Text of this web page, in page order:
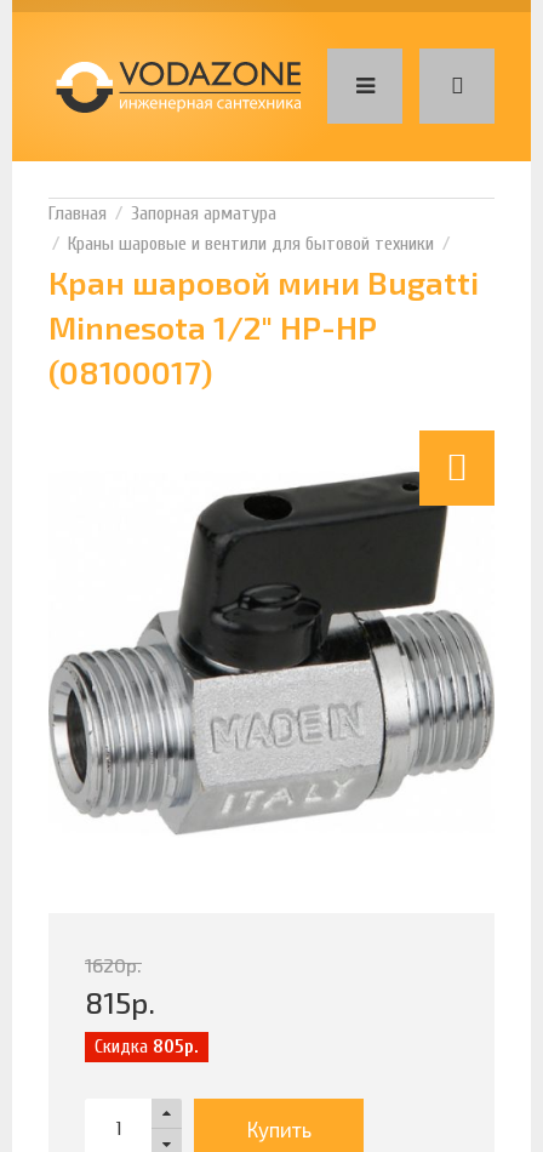
Запорная арматура
Краны шаровые и вентили для бытовой техники
Кран шаровой мини Bugatti
Minnesota 1/2" НР-НР
(08100017)
1620р.
815р.
Скидка 805р.
Купить